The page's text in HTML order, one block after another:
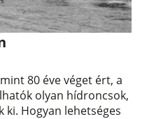
80 éve véget ért, a
olyan hídroncsok,
ki. Hogyan lehetséges